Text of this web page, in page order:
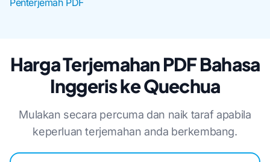
Penterjemah PDF
Harga Terjemahan PDF Bahasa
Inggeris ke Quechua
Mulakan secara percuma dan naik taraf apabila
keperluan terjemahan anda berkembang.